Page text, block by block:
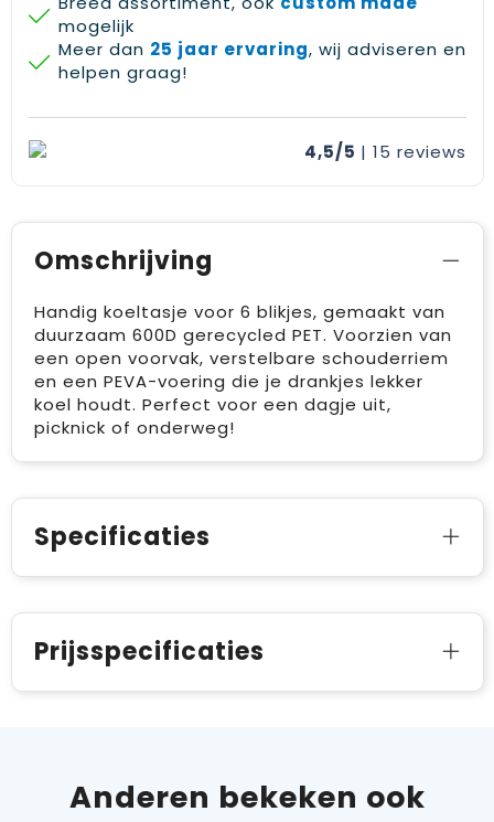
mogelijk
Meer dan 25 jaar ervaring, wij adviseren en
helpen graag!
4,5/5 | 15 reviews
Omschrijving
Handig koeltasje voor 6 blikjes, gemaakt van
duurzaam 600D gerecycled PET. Voorzien van
een open voorvak, verstelbare schouderriem
en een PEVA-voering die je drankjes lekker
koel houdt. Perfect voor een dagje uit,
picknick of onderweg!
Specificaties
Prijsspecificaties
Anderen bekeken ook